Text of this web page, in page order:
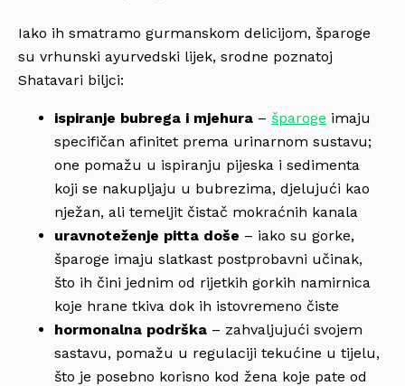
Iako ih smatramo gurmanskom delicijom, šparoge
su vrhunski ayurvedski lijek, srodne poznatoj
Shatavari biljci:
ispiranje bubrega i mjehura – šparoge imaju
specifičan afinitet prema urinarnom sustavu;
one pomažu u ispiranju pijeska i sedimenta
koji se nakupljaju u bubrezima, djelujući kao
nježan, ali temeljit čistač mokraćnih kanala
uravnoteženje pitta doše – iako su gorke,
šparoge imaju slatkast postprobavni učinak,
što ih čini jednim od rijetkih gorkih namirnica
koje hrane tkiva dok ih istovremeno čiste
hormonalna podrška – zahvaljujući svojem
sastavu, pomažu u regulaciji tekućine u tijelu,
što je posebno korisno kod žena koje pate od